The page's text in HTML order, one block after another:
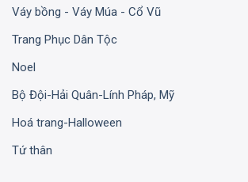
Váy bồng - Váy Múa - Cổ Vũ
Trang Phục Dân Tộc
Noel
Bộ Đội-Hải Quân-Lính Pháp, Mỹ
Hoá trang-Halloween
Tứ thân